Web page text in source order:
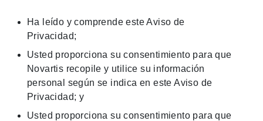
Ha leído y comprende este Aviso de
Privacidad;
Usted proporciona su consentimiento para que
Novartis recopile y utilice su información
personal según se indica en este Aviso de
Privacidad; y
Usted proporciona su consentimiento para que